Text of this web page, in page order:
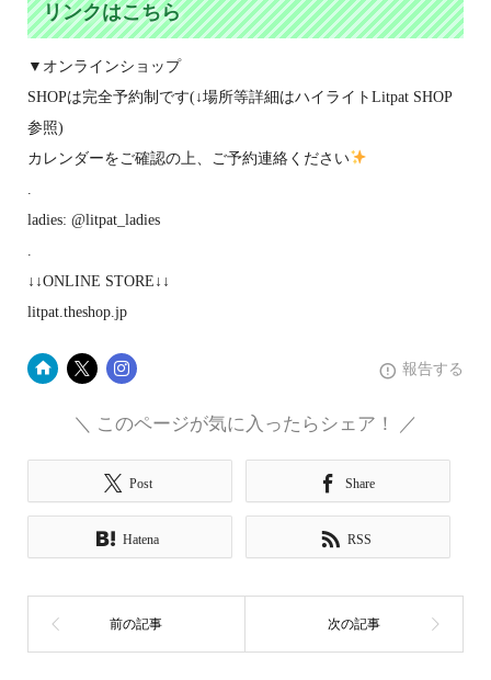
リンクはこちら
▼オンラインショップ
SHOPは完全予約制です(↓場所等詳細はハイライトLitpat SHOP
参照)
カレンダーをご確認の上、ご予約連絡ください
ladies: @litpat_ladies
↓↓ONLINE STORE↓↓
litpat.theshop.jp
報告する
＼ このページが気に入ったらシェア！ ／
Post Share
Hatena RSS